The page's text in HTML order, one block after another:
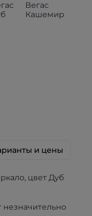
и цены
цвет Дуб
незначительно